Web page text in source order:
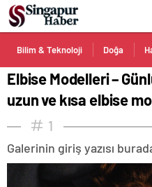
Bilim & Teknoloji Doğa
Elbise Modelleri –
uzun ve kısa elbise
1
Galerinin giriş yazısı